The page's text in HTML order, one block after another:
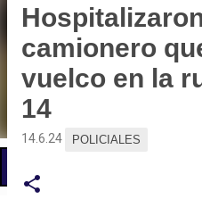
camionero
vuelco en la
14
14.6.24 POLICIALES